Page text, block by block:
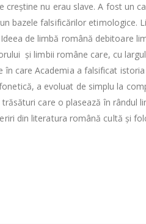
nu erau slave. A fost un
bazele falsificărilor
de limbă română debitoare
și limbii române care, cu
în care Academia a falsificat
a evoluat de simplu la
care o plasează în
din literatura română cultă și